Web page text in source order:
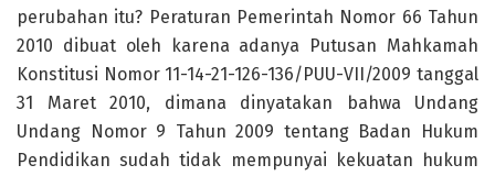
perubahan itu? Peraturan Pemerintah Nomor 66 Tahun
2010 dibuat oleh karena adanya Putusan Mahkamah
Konstitusi Nomor 11-14-21-126-136/PUU-VII/2009 tanggal
31 Maret 2010, dimana dinyatakan bahwa Undang
Undang Nomor 9 Tahun 2009 tentang Badan Hukum
Pendidikan sudah tidak mempunyai kekuatan hukum